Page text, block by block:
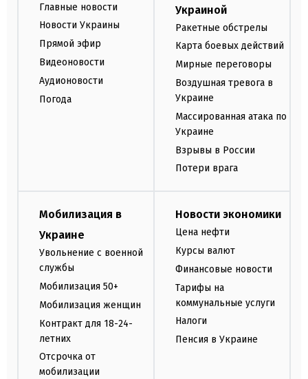
Главные новости
Новости Украины
Прямой эфир
Видеоновости
Аудионовости
Погода
Украиной
Ракетные обстрелы
Карта боевых действий
Мирные переговоры
Воздушная тревога в
Украине
Массированная атака по
Украине
Взрывы в России
Потери врага
Мобилизация в
Украине
Увольнение с военной
службы
Мобилизация 50+
Мобилизация женщин
Контракт для 18-24-
летних
Отсрочка от
мобилизации
Новости экономики
Цена нефти
Курсы валют
Финансовые новости
Тарифы на
коммунальные услуги
Налоги
Пенсия в Украине